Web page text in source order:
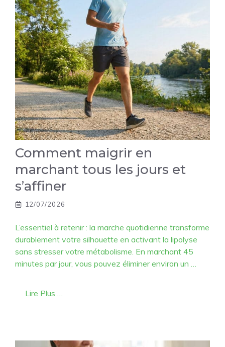
Comment maigrir en
marchant tous les jours et
s’affiner
12/07/2026
L’essentiel à retenir : la marche quotidienne transforme
durablement votre silhouette en activant la lipolyse
sans stresser votre métabolisme. En marchant 45
minutes par jour, vous pouvez éliminer environ un …
Lire Plus …